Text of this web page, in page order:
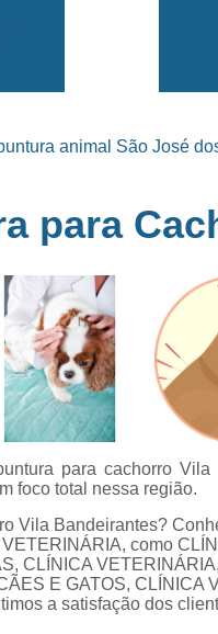
para
24
animal São José
para
para cachorro
foco total nessa região.
Vila Bandeirantes?
como
CLÍNICA
E GATOS, CLÍNICA
a satisfação dos